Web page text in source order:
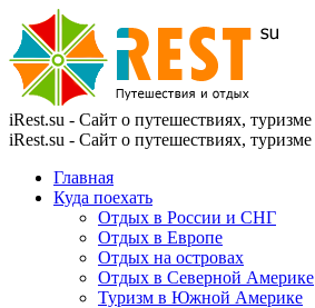
iRest.su - Сайт о путешествиях,
iRest.su - Сайт о путешествиях,
Главная
Куда поехать
Отдых в России и СНГ
Отдых в Европе
Отдых на островах
Отдых в Северной Америке
Туризм в Южной Америке